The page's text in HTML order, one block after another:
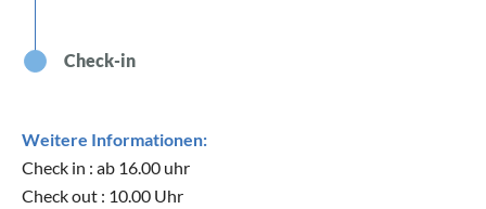
Check-in
Weitere Informationen:
Check in : ab 16.00 uhr
Check out : 10.00 Uhr